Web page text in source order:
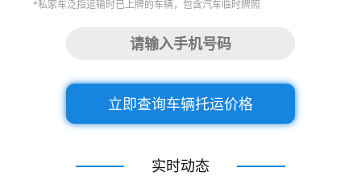
*私家车泛指运输时已上牌的车辆，包含汽车临时牌照
立即查询车辆托运价格
实时动态